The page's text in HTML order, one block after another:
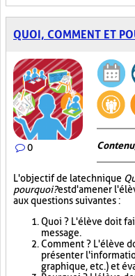
QUOI, COMMENT ET
0
L'objectif de la technique
pourquoi?est d'amener
aux questions suivantes :
Quoi ? L'élève doit
message.
Comment ? L'élève
présenter
graphique, etc.) et